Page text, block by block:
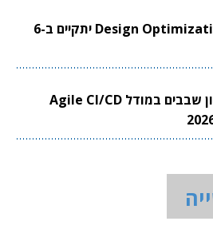
וובינר סינופסיס ל-Design Optimization יתקיים ב-6
וובינר סינופסיס לתכנון שבבים במודל Agile CI/CD